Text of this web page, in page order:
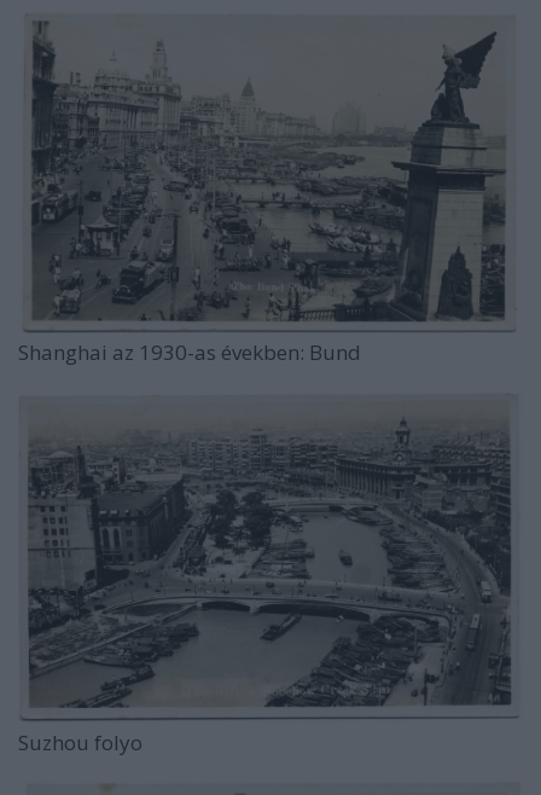
Shanghai az 1930-as években: Bund
Suzhou folyo